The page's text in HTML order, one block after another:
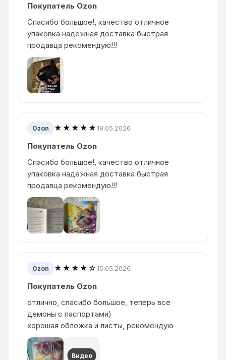
Покупатель Ozon
Спасибо большое!, качество отличное
упаковка надежная доставка быстрая
продавца рекомендую!!!
Ozon ★★★★★19.05.2026
Покупатель Ozon
Спасибо большое!, качество отличное
упаковка надежная доставка быстрая
продавца рекомендую!!!
Ozon ★★★★☆15.05.2026
Покупатель Ozon
отлично, спасибо большое, теперь все
демоны с паспортами)
хорошая обложка и листы, рекомендую
Видео